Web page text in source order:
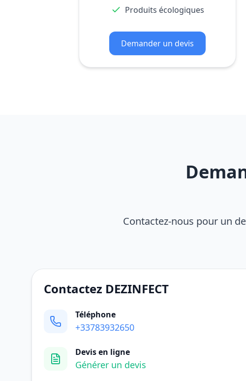
Produits écologiques
Demander un devis
Contactez-nous pour un
Contactez DEZINFECT
Téléphone
+33783932650
Devis en ligne
Générer un devis